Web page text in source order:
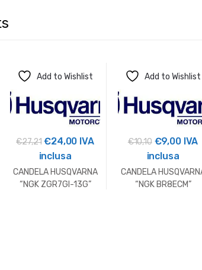
Add to Wishlist
€27,21 Il
prezzo
originale
era:
€24,00Il
attuale
è:
IVA
inclusa
CANDELA HUSQVARNA
“NGK ZGR7GI-13G”
Add to Wishlist
€10,10 Il
prezzo
originale
era:
€9,00Il
è:
IVA
inclusa
CANDELA
“NGK BR8ECM”